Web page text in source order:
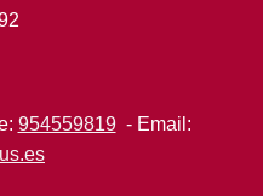
954559819- Email: